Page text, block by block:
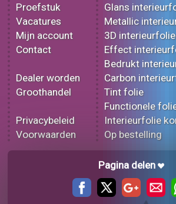
Proefstuk
Vacatures
Mijn account
Contact
Dealer worden
Groothandel
Privacybeleid
Voorwaarden
Glans
Metallic
3D interieurfolie
Effect
Bedrukt
Carbon
Tint folie
Functionele
Interieurfolie
Op bestelling
Pagina delen